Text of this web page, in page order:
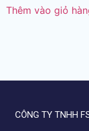
Thêm vào giỏ
CÔNG TY TNHH